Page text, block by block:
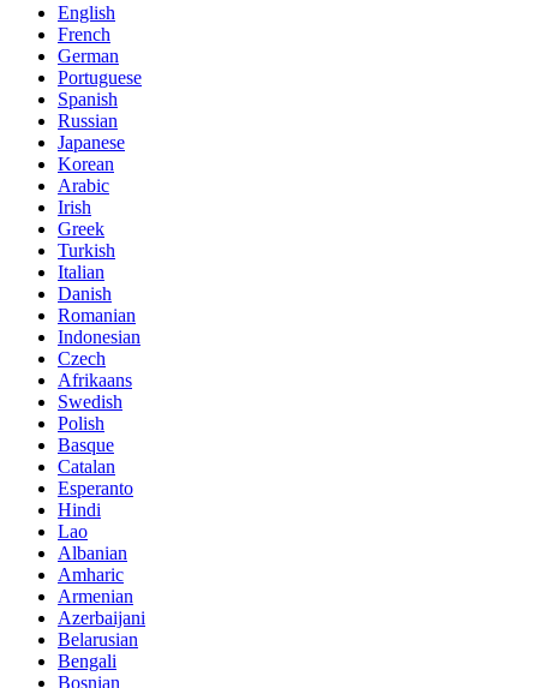
English
French
German
Portuguese
Spanish
Russian
Japanese
Korean
Arabic
Irish
Greek
Turkish
Italian
Danish
Romanian
Indonesian
Czech
Afrikaans
Swedish
Polish
Basque
Catalan
Esperanto
Hindi
Lao
Albanian
Amharic
Armenian
Azerbaijani
Belarusian
Bengali
Bosnian